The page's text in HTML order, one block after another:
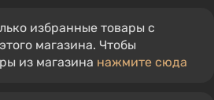
избранные товары с
магазина. Чтобы
из магазина нажмите сюда